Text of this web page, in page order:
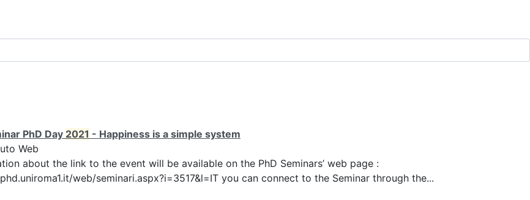
PhD Day 2021 - Happiness is a simple system
Web
about the link to the event will be available on the PhD Seminars’ web page :
web/seminari.aspx?i=3517&l=IT you can connect to the Seminar through the...